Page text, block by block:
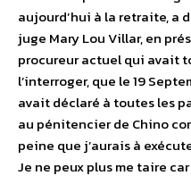
aujourd’hui à la retraite, a
juge Mary Lou Villar, en
procureur actuel qui avait
l’interroger, que le 19
avait déclaré à toutes les
au pénitencier de Chino
peine que j’aurais à
Je ne peux plus me taire